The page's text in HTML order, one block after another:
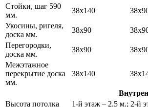
Стойки, шаг 590
мм.
38х140
Укосины, ригеля,
доска мм.
38х90
Перегородки,
доска мм.
38х90
Межэтажное
перекрытие доска
мм.
38х140
Высота потолка
1-й этаж – 2.5 м.; 2-й